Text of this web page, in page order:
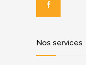
Nos services